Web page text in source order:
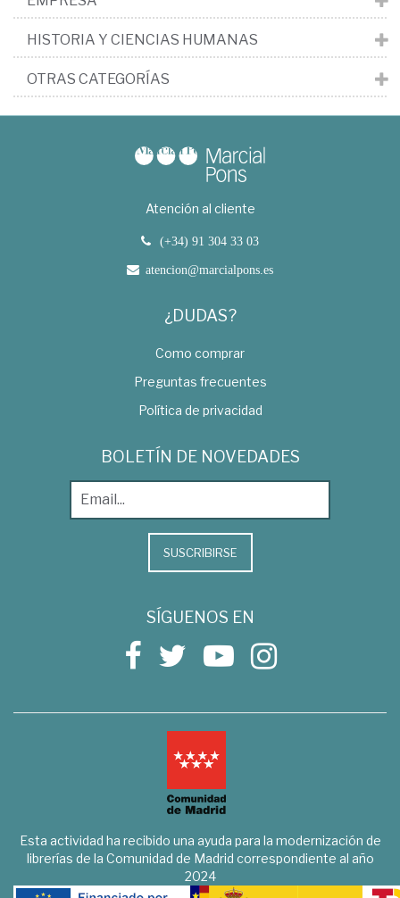
HISTORIA Y CIENCIAS HUMANAS
OTRAS CATEGORÍAS
Atención al cliente
(+34) 91 304 33 03
atencion@marcialpons.es
¿DUDAS?
Como comprar
Preguntas frecuentes
Política de privacidad
BOLETÍN DE NOVEDADES
SUSCRIBIRSE
SÍGUENOS EN
Esta actividad ha recibido una ayuda para la modernización de
librerías de la Comunidad de Madrid correspondiente al año
2024